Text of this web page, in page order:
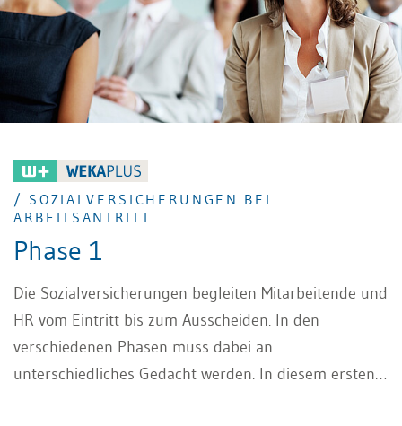
/ SOZIALVERSICHERUNGEN BEI
ARBEITSANTRITT
Phase 1
Die Sozialversicherungen begleiten Mitarbeitende und
HR vom Eintritt bis zum Ausscheiden. In den
verschiedenen Phasen muss dabei an
unterschiedliches Gedacht werden. In diesem ersten